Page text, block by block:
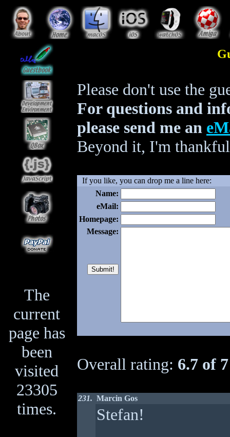
The
current
page has
been
visited
23305
times.
Please don't use the
For questions and
please send me an
Beyond it, I'm
If you like, you can drop me a line here:
Name:
eMail:
Homepage:
Message:
Overall rating: 6.7 of 7
231. Marcin Gos
Stefan!